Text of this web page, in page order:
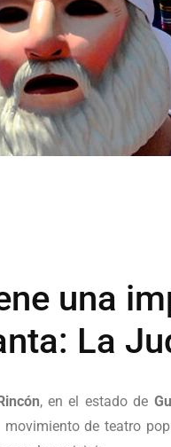
una
La
, en el estado de
de teatro